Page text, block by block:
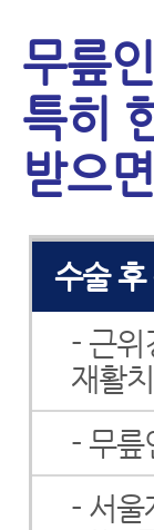
무릎
특히
받으
척추유
척추운
섬유근
수술 후
- 근위
재활
- 무릎
- 서울